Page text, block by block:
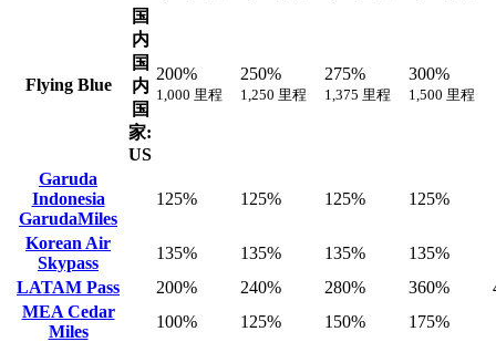
Flying Blue
国
内
国
内
国
家:
US
200%
1,000 里程
250%
1,250 里程
275%
1,375 里程
300%
1,500 里程
Garuda
Indonesia
GarudaMiles
125% 125% 125% 125%
Korean Air
Skypass
135% 135% 135%
135%
LATAM Pass
200% 240% 280% 360%
MEA Cedar
Miles
100% 125% 150%
175%